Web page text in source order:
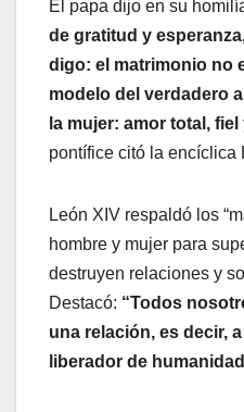
El papa dijo en su
de gratitud y
digo: el matrimonio no
modelo del verdadero
la mujer: amor total,
pontífice citó la encíclica
León XIV respaldó los
hombre y mujer para
destruyen relaciones y
Destacó: “Todos
una relación, es decir,
liberador de